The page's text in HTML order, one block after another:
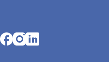
Opens in a new tab
Opens in a new tab
Opens in a new tab